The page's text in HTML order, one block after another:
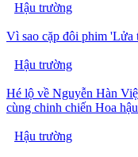
Hậu trường
Vì sao cặp đôi phim 'Lửa
Hậu trường
Hé lộ về Nguyễn Hàn
cùng chinh chiến Hoa
Hậu trường